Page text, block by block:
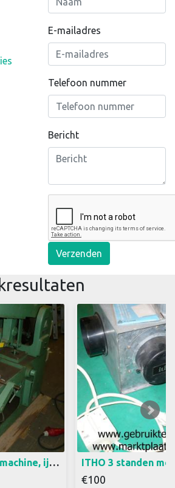
E-mailadres
Telefoon nummer
Bericht
Verzenden
TOS beugelzaagmachine, ijzer zaagmachine 380 volt (3a)8
TOS
200 x
400
Met
schakelaar
pomp,
door
€100
Centraal
Merk Itho Met 3
en een 4 standen
met stekker 220 volt
25 x 27 x 23 cm